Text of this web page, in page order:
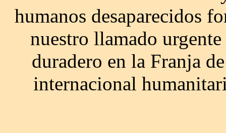
humanos desaparecidos
nuestro llamado
duradero en la Franja
internacional